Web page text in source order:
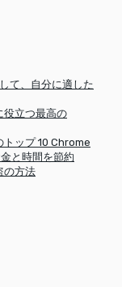
て、自分に適した
役立つ最高の
トップ 10 Chrome
と時間を節約
の方法